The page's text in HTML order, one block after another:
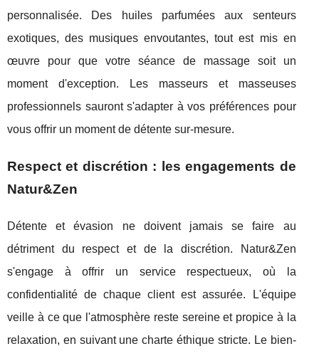
personnalisée. Des huiles parfumées aux senteurs
exotiques, des musiques envoutantes, tout est mis en
œuvre pour que votre séance de massage soit un
moment d'exception. Les masseurs et masseuses
professionnels sauront s'adapter à vos préférences pour
vous offrir un moment de détente sur-mesure.
Respect et discrétion : les engagements de
Natur&Zen
Détente et évasion ne doivent jamais se faire au
détriment du respect et de la discrétion. Natur&Zen
s'engage à offrir un service respectueux, où la
confidentialité de chaque client est assurée. L'équipe
veille à ce que l'atmosphère reste sereine et propice à la
relaxation, en suivant une charte éthique stricte. Le bien-